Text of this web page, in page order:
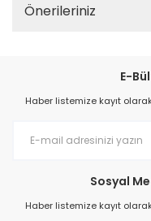
Önerileriniz
E-
Haber listemize kayıt
Sosyal
Haber listemize kayıt